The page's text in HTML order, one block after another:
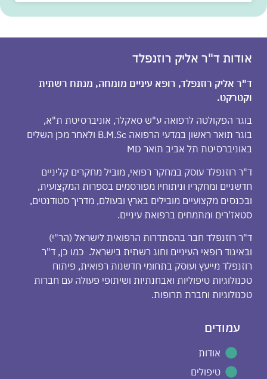
אודות ד"ר אליק רוזנפלד
ד"ר אליק רוזנפלד, רופא עיניים מומחה, מנתח רשתית
וקטרקט.
בוגר הפקולטה לרפואה ע"ש סאקלר, אוניברסיטת ת"א,
בוגר תואר ראשון במדעי הרפואה B.M.Sc ולאחר מכן השלים
באוניברסיטת תל אביב תואר MD
ד"ר רוזנפלד עוסק במחקר רפואי, מוביל מחקרים קליניים
חדשניים ומחקריו וניתוחיו מפורסמים בספרות המקצועית,
ובכנסים מקצועיים מובילים בארץ ובעולם, מדריך סטודנטים,
סטאז'רים ומתמחים ברפואת עיניים.
ד"ר רוזנפלד חבר בהסתדרות הרפואית לישראל (הר"י)
ובאיגוד רופאי העיניים וחוג רשתית בישראל. כמו כן, ד"ר
רוזנפלד מייעץ ועוסק בתחומי חדשנות רפואית, פיתוח
טכנולוגיות טיפוליות ואבחנתיות ושיתופי פעולה עם חברות
טכנולוגיות וחברת תרופות.
עמודים
אודות
טיפולים